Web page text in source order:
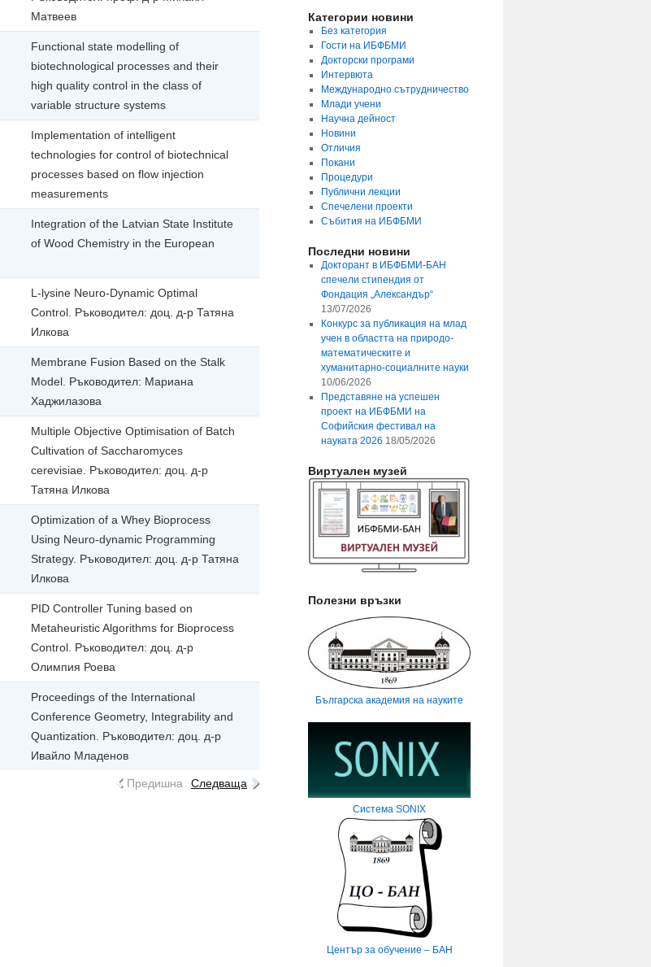
Матвеев
Functional state modelling of
biotechnological processes and their
high quality control in the class of
variable structure systems
Implementation of intelligent
technologies for control of biotechnical
processes based on flow injection
measurements
Integration of the Latvian State Institute
of Wood Chemistry in the European
L-lysine Neuro-Dynamic Optimal
Control. Ръководител: доц. д-р Татяна
Илкова
Membrane Fusion Based on the Stalk
Model. Ръководител: Мариана
Хаджилазова
Multiple Objective Optimisation of Batch
Cultivation of Saccharomyces
cerevisiae. Ръководител: доц. д-р
Татяна Илкова
Optimization of a Whey Bioprocess
Using Neuro-dynamic Programming
Strategy. Ръководител: доц. д-р Татяна
Илкова
PID Controller Tuning based on
Metaheuristic Algorithms for Bioprocess
Control. Ръководител: доц. д-р
Олимпия Роева
Proceedings of the International
Conference Geometry, Integrability and
Quantization. Ръководител: доц. д-р
Ивайло Младенов
Предишна Следваща
Категории новини
Без категория
Гости на ИБФБМИ
Докторски програми
Интервюта
Международно сътрудничество
Млади учени
Научна дейност
Новини
Отличия
Покани
Процедури
Публични лекции
Спечелени проекти
Събития на ИБФБМИ
Последни новини
Докторант в ИБФБМИ-БАН
спечели стипендия от
Фондация „Александър“
13/07/2026
Конкурс за публикация на млад
учен в областта на природо-
математическите и
хуманитарно-социалните науки
10/06/2026
Представяне на успешен
проект на ИБФБМИ на
Софийския фестивал на
науката 2026 18/05/2026
Виртуален музей
Полезни връзки
Българска академия на науките
Система SONIX
Център за обучение – БАН